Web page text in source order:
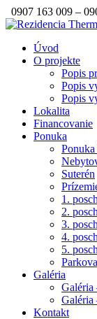
0907 163 009 –
Úvod
O projekte
Popis
Popis
Popis
Lokalita
Financovanie
Ponuka
Suterén
1.
2.
3.
4.
5.
Galéria
Galéria
Galéria
Kontakt